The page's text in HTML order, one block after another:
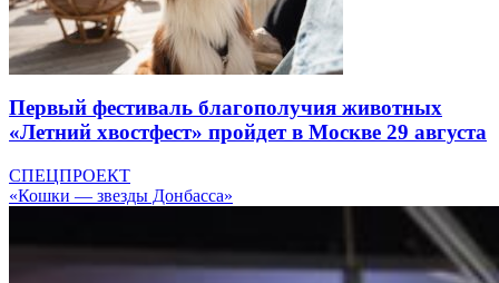
Первый фестиваль благополучия животных
«Летний хвостфест» пройдет в Москве 29 августа
СПЕЦПРОЕКТ
«Кошки — звезды Донбасса»